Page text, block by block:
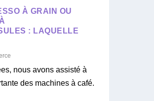
À GRAIN OU
: LAQUELLE
nous avons assisté à
des machines à café.